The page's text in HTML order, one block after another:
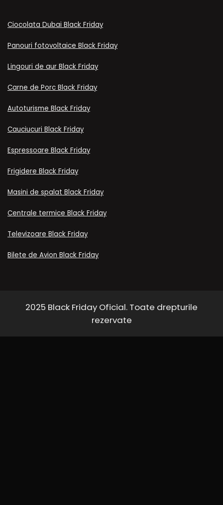
Ciocolata Dubai Black Friday
Panouri fotovoltaice Black Friday
Lingouri de aur Black Friday
Carne de Porc Black Friday
Autoturisme Black Friday
Cauciucuri Black Friday
Espressoare Black Friday
Frigidere Black Friday
Masini de spalat Black Friday
Centrale termice Black Friday
Televizoare Black Friday
Bilete de Avion Black Friday
2025 Black Friday Oficial. Toate drepturile
rezervate